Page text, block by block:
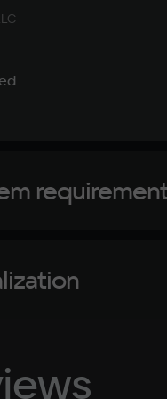
AMD Ryzen 3 1300X